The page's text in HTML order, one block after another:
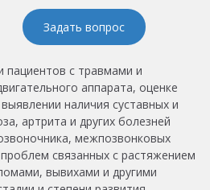
Задать вопрос
пациентов с травмами и
аппарата, оценке
наличия суставных и
артрита и других болезней
межпозвонковых
связанных с растяжением
вывихами и другими